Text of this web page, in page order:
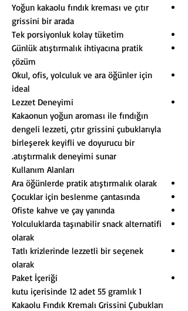
Yoğun kakaolu fındık kreması ve çıtır
grissini bir arada
Tek porsiyonluk kolay tüketim
Günlük atıştırmalık ihtiyacına pratik
çözüm
Okul, ofis, yolculuk ve ara öğünler için
ideal
Lezzet Deneyimi
Kakaonun yoğun aroması ile fındığın
dengeli lezzeti, çıtır grissini çubuklarıyla
birleşerek keyifli ve doyurucu bir
atıştırmalık deneyimi sunar.
Kullanım Alanları
Ara öğünlerde pratik atıştırmalık olarak
Çocuklar için beslenme çantasında
Ofiste kahve ve çay yanında
Yolculuklarda taşınabilir snack alternatifi
olarak
Tatlı krizlerinde lezzetli bir seçenek
olarak
Paket İçeriği
1 kutu içerisinde 12 adet 55 gramlık
Kakaolu Fındık Kremalı Grissini Çubukları